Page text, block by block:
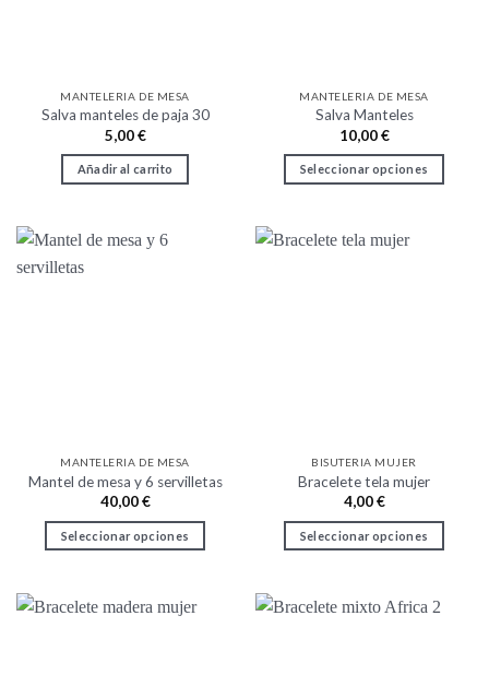
MANTELERIA DE MESA
Salva manteles de paja 30
5,00€
Añadir al carrito
MANTELERIA DE MESA
Salva Manteles
10,00€
Seleccionar opciones
tiene
página
de
MANTELERIA DE MESA
Mantel de mesa y 6 servilletas
40,00€
Seleccionar opciones
tiene
BISUTERIA MUJER
Bracelete tela mujer
4,00€
Seleccionar opciones
tiene